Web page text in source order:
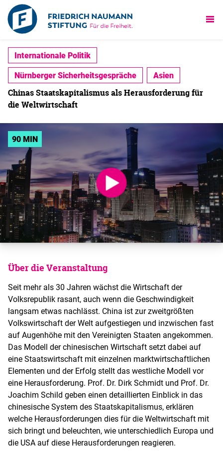
Internationale Politik
Nürnberger Sicherheitsgespräche
Asien
Chinas Staatskapitalismus als Herausforderung für
die Weltwirtschaft
90 MIN
Über die Veranstaltung
Seit mehr als 30 Jahren wächst die Wirtschaft der
Volksrepublik rasant, auch wenn die Geschwindigkeit
langsam etwas nachlässt. China ist zur zweitgrößten
Volkswirtschaft der Welt aufgestiegen und inzwischen fast
auf Augenhöhe mit den Vereinigten Staaten angekommen.
Das Modell der chinesischen Wirtschaft setzt dabei auf
eine Staatswirtschaft mit einzelnen marktwirtschaftlichen
Elementen und der Erfolg stellt das westliche Modell vor
eine Herausforderung. Prof. Dr. Dirk Schmidt und Prof. Dr.
Joachim Schild geben einen detaillierten Einblick in das
chinesische System des Staatskapitalismus, erklären
welche Herausforderungen dies für die Weltwirtschaft mit
sich bringt und beleuchten, wie unterschiedlich Europa und
die USA auf diese Herausforderungen reagieren.